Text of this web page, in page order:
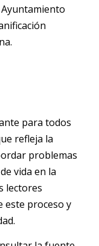
para todos
refleja la
problemas
vida en la
lectores
este proceso y